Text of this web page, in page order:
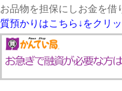
お品物を担保にしお金を借
質預かりはこちら↓をクリ